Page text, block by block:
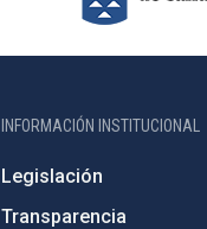
INFORMACIÓN INSTITUCIONAL
Legislación
Transparencia